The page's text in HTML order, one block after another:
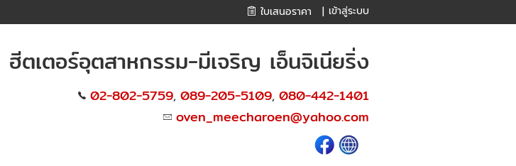
ใบเสนอราคา | เข้าสู่ระบบ
ฮีตเตอร์อุตสาหกรรม-มีเจริญ เอ็นจิเนียริ่ง
02-802-5759, 089-205-5109, 080-442-1401
oven_meecharoen@yahoo.com